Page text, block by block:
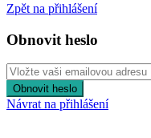
Zpět na přihlášení
Obnovit heslo
Obnovit heslo
Návrat na přihlášení